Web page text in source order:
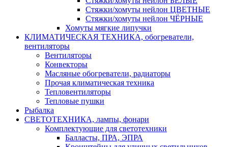
Стяжки/хомуты нейлон ЦВЕТНЫЕ
Стяжки/хомуты нейлон ЧЁРНЫЕ
Хомуты мягкие липучки
КЛИМАТИЧЕСКАЯ ТЕХНИКА, обогреватели,
вентиляторы
Вентиляторы
Конвекторы
Масляные обогреватели, радиаторы
Прочая климатическая техника
Тепловентиляторы
Тепловые пушки
Рыбалка
СВЕТОТЕХНИКА, лампы, фонари
Комплектующие для светотехники
Балласты, ПРА, ЭПРА